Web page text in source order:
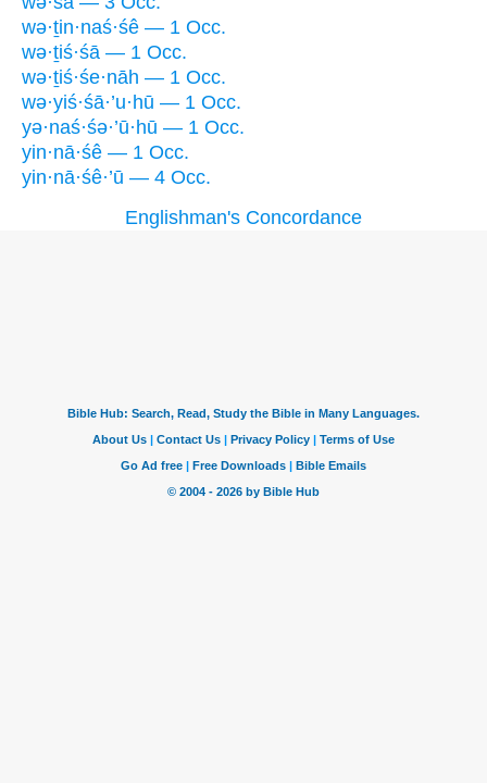
wə·ṯin·naś·śê — 1 Occ.
wə·ṯiś·śā — 1 Occ.
wə·ṯiś·śe·nāh — 1 Occ.
wə·yiś·śā·’u·hū — 1 Occ.
yə·naś·śə·’ū·hū — 1 Occ.
yin·nā·śê — 1 Occ.
yin·nā·śê·’ū — 4 Occ.
Englishman's Concordance